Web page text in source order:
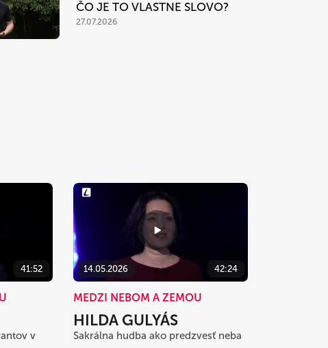
ČO JE TO VLASTNE SLOVO?
27.07.2026
41:52
v
14.05.2026 42:24
MEDZI NEBOM A ZEMOU
HILDA GULYÁS
Sakrálna hudba ako predzvesť neba